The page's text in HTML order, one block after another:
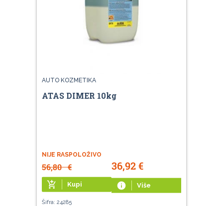
AUTO KOZMETIKA
ATAS DIMER 10kg
NIJE RASPOLOŽIVO
56,80€ 36,92€
add_shopping_cart Kupi info Više
Šifra: 24285